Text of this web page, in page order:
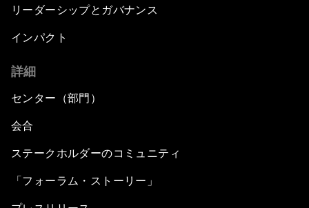
リーダーシップとガバナンス
インパクト
詳細
センター（部門）
会合
ステークホルダーのコミュニティ
「フォーラム・ストーリー」